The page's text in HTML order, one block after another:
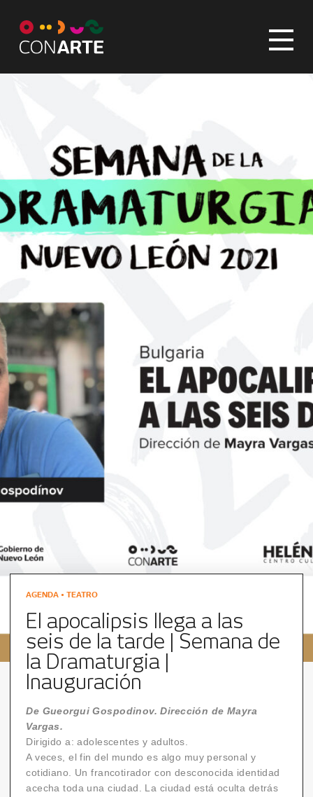
AGENDA • TEATRO
El apocalipsis llega a las
seis de la tarde | Semana de
la Dramaturgia |
Inauguración
De Gueorgui Gospodinov. Dirección de Mayra
Vargas.
Dirigido a: adolescentes y adultos.
A veces, el fin del mundo es algo muy personal y
cotidiano. Un francotirador con desconocida identidad
acecha toda una ciudad. La ciudad está oculta detrás